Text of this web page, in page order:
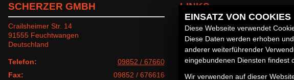
SCHERZER GMBH
Crailsheimer Str. 14
91555 Feuchtwangen
Deutschland
Telefon:
09852 / 67660
Fax:
09852 / 676616
LINKS
Unternehmen
Neufahrzeuge
Service
EINSATZ VON COOKIES
Diese Webseite verwendet
Diese Daten werden erhoben
anderer weiterführender
eingebundenen Diensten findest
Wir verwenden auf dieser